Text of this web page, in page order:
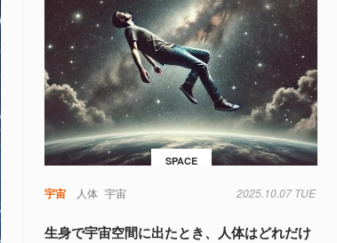
SPACE
宇宙 人体 宇宙 2025.10.07 TUE
生身で宇宙空間に出たとき、人体はどれだけ